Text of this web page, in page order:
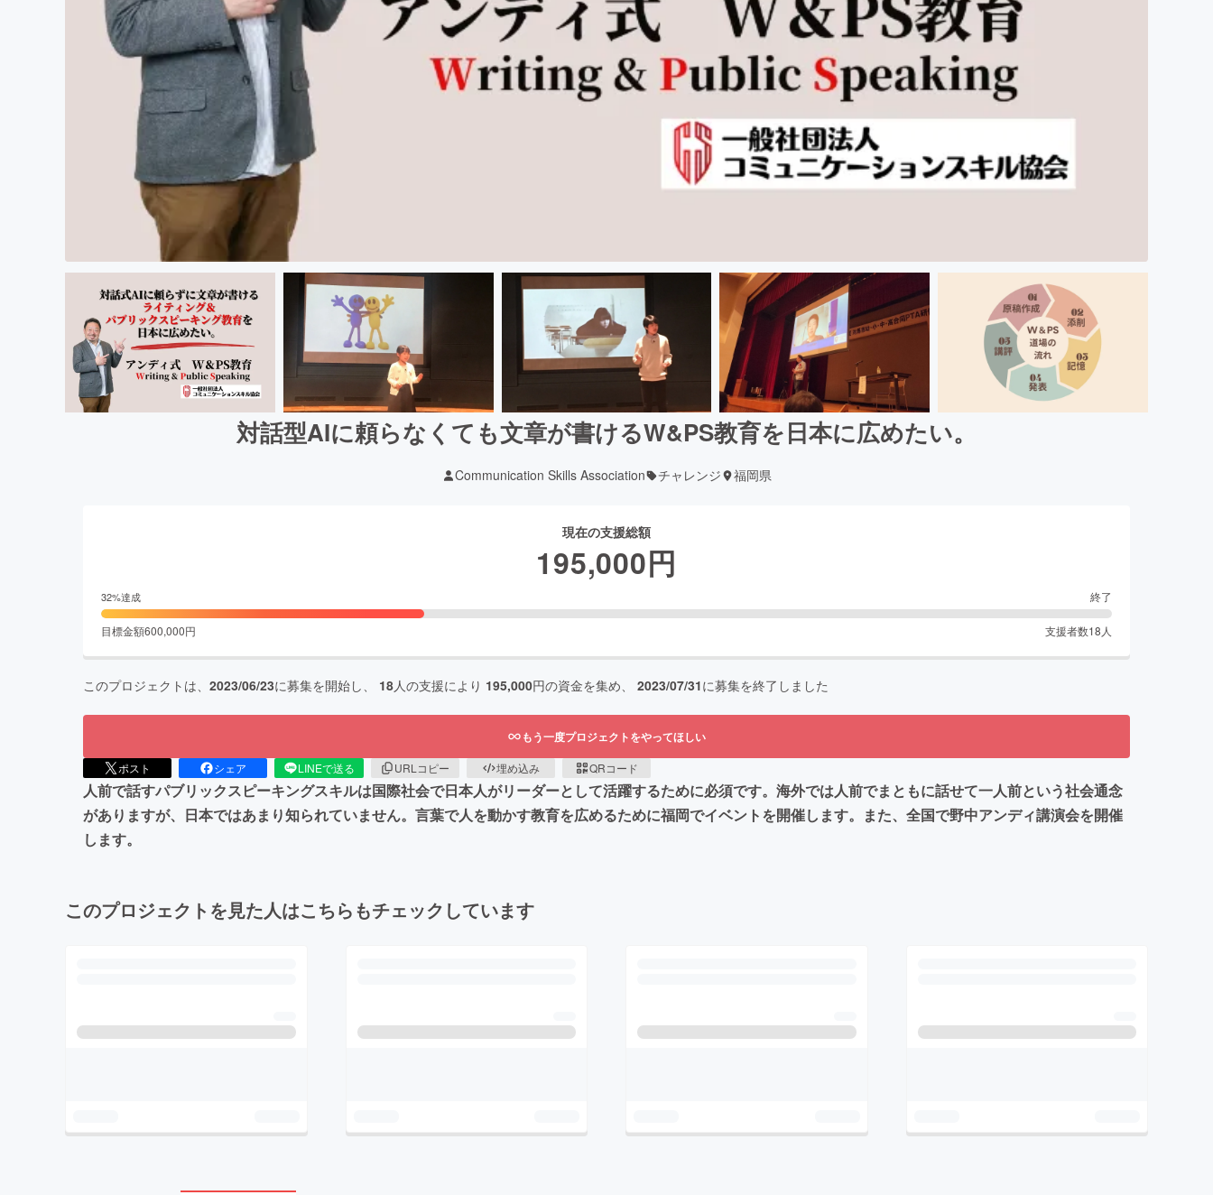
対話型AIに頼らなくても文章が書けるW&PS教育を日本に広めたい。
Communication Skills Association チャレンジ 福岡県
現在の支援総額
195,000円
32%達成 終了
目標金額600,000円 支援者数18 人
このプロジェクトは、 2023/06/23に募集を開始し、 18人の支援により 195,000円の資金を集め、 2023/07/31に募集を終了しました
もう一度プロジェクトをやってほしい
ポスト シェア LINEで送る URLコピー 埋め込み QRコード
人前で話すパブリックスピーキングスキルは国際社会で日本人がリーダーとして活躍するために必須です。海外では人前でまともに話せて一人前という社会通念
がありますが、日本ではあまり知られていません。言葉で人を動かす教育を広めるために福岡でイベントを開催します。また、全国で野中アンディ講演会を開催
します。
このプロジェクトを見た人はこちらもチェックしています